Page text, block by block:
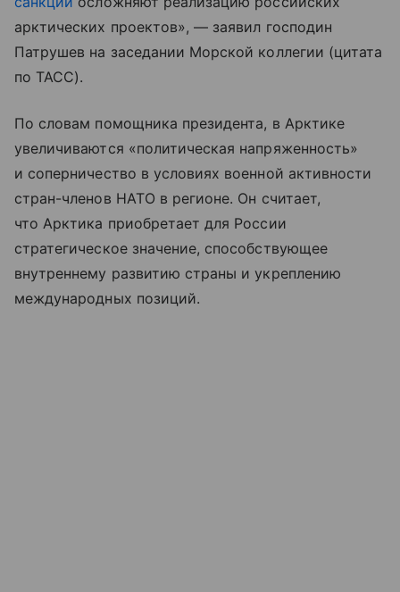
арктических проектов», — заявил господин
Патрушев на заседании Морской коллегии (цитата
по ТАСС).
По словам помощника президента, в Арктике
увеличиваются «политическая напряженность»
и соперничество в условиях военной активности
стран-членов НАТО в регионе. Он считает,
что Арктика приобретает для России
стратегическое значение, способствующее
внутреннему развитию страны и укреплению
международных позиций.